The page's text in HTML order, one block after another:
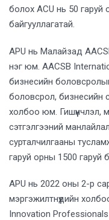
болох ACU нь 50 гаруй
байгууллагатай.
APU нь Малайзад
нэг юм. AACSB
бизнесийн
боловсрол, бизнесийн
холбоо юм. Гишүүнчлэл,
сэтгэлгээний
сурталчилгааны
гаруй орны 1500 гаруй
APU нь 2022 оны 2-р
мэргэжилтнүүдийн
Innovation Professionals